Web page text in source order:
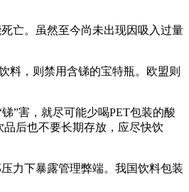
亡。虽然至今尚未出现因吸入过量
料，则禁用含锑的宝特瓶。欧盟则
”害，就尽可能少喝PET包装的酸
后也不要长期存放，应尽快饮
力下暴露管理弊端。我国饮料包装